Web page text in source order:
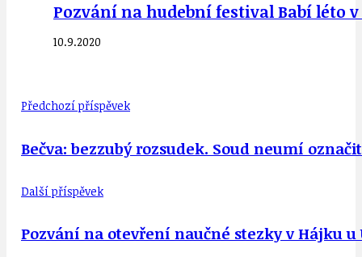
Pozvání na hudební festival Babí léto
10.9.2020
Předchozí příspěvek
Bečva: bezzubý rozsudek. Soud neumí
Další příspěvek
Pozvání na otevření naučné stezky v Hájku